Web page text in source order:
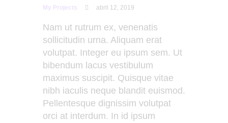
My Projects abril 12, 2019
Nam ut rutrum ex, venenatis
sollicitudin urna. Aliquam erat
volutpat. Integer eu ipsum sem. Ut
bibendum lacus vestibulum
maximus suscipit. Quisque vitae
nibh iaculis neque blandit euismod.
Pellentesque dignissim volutpat
orci at interdum. In id ipsum